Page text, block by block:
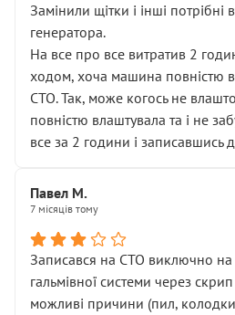
Замінили щітки і інші потрібні
генератора.
На все про все витратив 2
ходом, хоча машина повністю
СТО. Так, може когось не
повністю влаштувала та і не
все за 2 години і записавшись
Павел М.
7 місяців тому
Записався на СТО виключно на
гальмівної системи через
можливі причини (пил,